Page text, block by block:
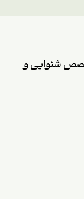
شنوایی و